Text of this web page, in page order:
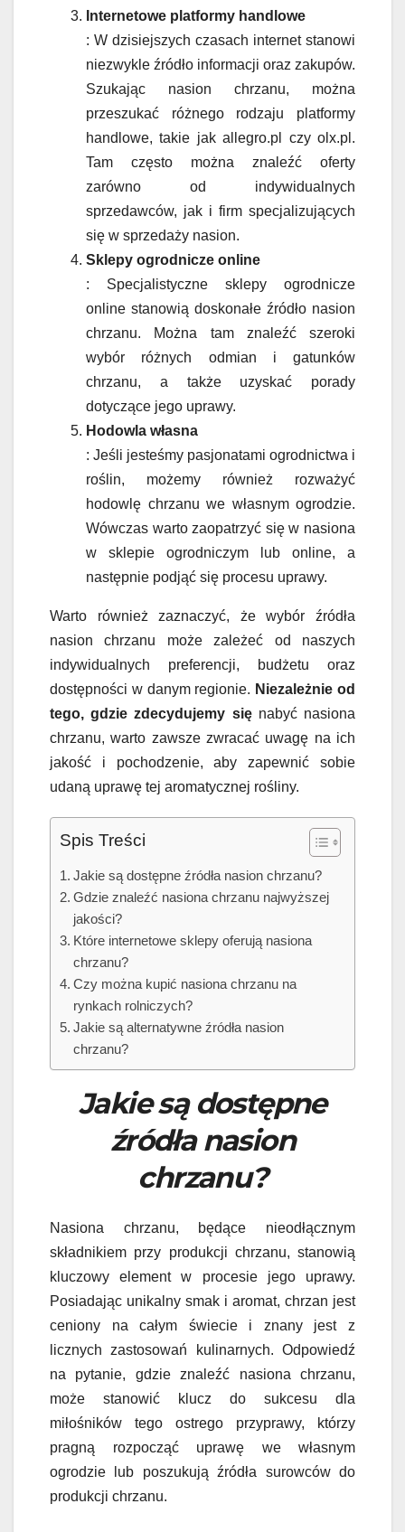
Internetowe platformy handlowe
: W dzisiejszych czasach internet stanowi
niezwykle źródło informacji oraz zakupów.
Szukając nasion chrzanu, można
przeszukać różnego rodzaju platformy
handlowe, takie jak allegro.pl czy olx.pl.
Tam często można znaleźć oferty
zarówno od indywidualnych
sprzedawców, jak i firm specjalizujących
się w sprzedaży nasion.
Sklepy ogrodnicze online
: Specjalistyczne sklepy ogrodnicze
online stanowią doskonałe źródło nasion
chrzanu. Można tam znaleźć szeroki
wybór różnych odmian i gatunków
chrzanu, a także uzyskać porady
dotyczące jego uprawy.
Hodowla własna
: Jeśli jesteśmy pasjonatami ogrodnictwa i
roślin, możemy również rozważyć
hodowlę chrzanu we własnym ogrodzie.
Wówczas warto zaopatrzyć się w nasiona
w sklepie ogrodniczym lub online, a
następnie podjąć się procesu uprawy.
Warto również zaznaczyć, że wybór źródła
nasion chrzanu może zależeć od naszych
indywidualnych preferencji, budżetu oraz
dostępności w danym regionie. Niezależnie od
tego, gdzie zdecydujemy sięnabyć nasiona
chrzanu, warto zawsze zwracać uwagę na ich
jakość i pochodzenie, aby zapewnić sobie
udaną uprawę tej aromatycznej rośliny.
Spis Treści
Jakie są dostępne źródła nasion chrzanu?
Gdzie znaleźć nasiona chrzanu najwyższej
jakości?
Które internetowe sklepy oferują nasiona
chrzanu?
Czy można kupić nasiona chrzanu na
rynkach rolniczych?
Jakie są alternatywne źródła nasion
chrzanu?
Jakie są dostępne
źródła nasion
chrzanu?
Nasiona chrzanu, będące nieodłącznym
składnikiem przy produkcji chrzanu, stanowią
kluczowy element w procesie jego uprawy.
Posiadając unikalny smak i aromat, chrzan jest
ceniony na całym świecie i znany jest z
licznych zastosowań kulinarnych. Odpowiedź
na pytanie, gdzie znaleźć nasiona chrzanu,
może stanowić klucz do sukcesu dla
miłośników tego ostrego przyprawy, którzy
pragną rozpocząć uprawę we własnym
ogrodzie lub poszukują źródła surowców do
produkcji chrzanu.